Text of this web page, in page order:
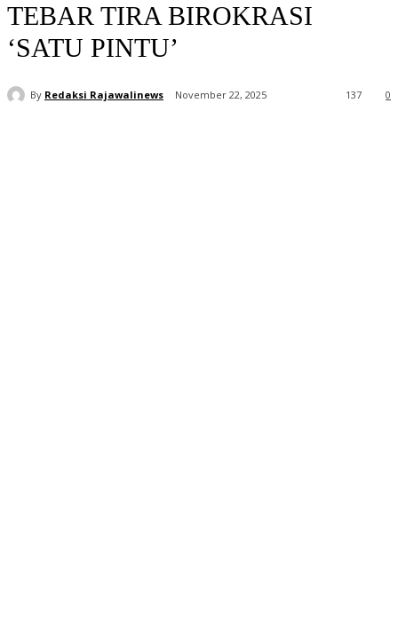
TEBAR TIRA BIROKRASI
‘SATU PINTU’
By Redaksi Rajawalinews November 22, 2025 0
137